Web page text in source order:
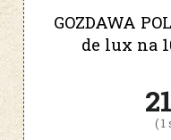
GOZDAWA
de lux na
( 1